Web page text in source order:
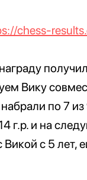
chess-
Вику
по 7
г.р. и на
с 5 лет,